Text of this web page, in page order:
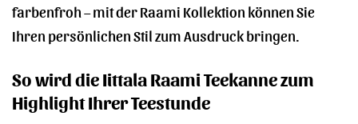
farbenfroh – mit der Raami Kollektion können Sie
Ihren persönlichen Stil zum Ausdruck bringen.
So wird die Iittala Raami Teekanne zum
Highlight Ihrer Teestunde